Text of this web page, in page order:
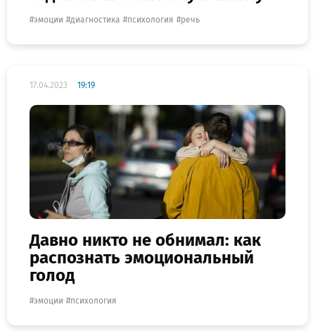
эмоции диагностика психология речь
17.04.2023 19:19
Давно никто не обнимал: как
распознать эмоциональный
голод
эмоции психология